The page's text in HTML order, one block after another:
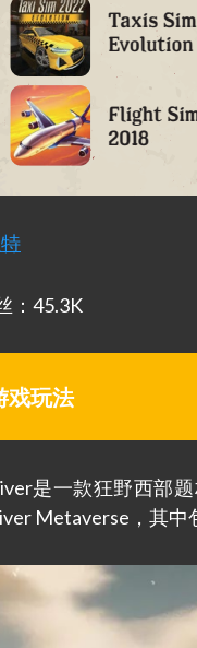
：45.3K
戏玩法
是一款狂野西部
Metaverse，其中